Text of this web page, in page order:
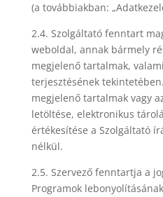
(a továbbiakban:
2.4. Szolgáltató fenntart
weboldal, annak bármely
megjelenő tartalmak,
terjesztésének
megjelenő tartalmak vagy
letöltése, elektronikus
értékesítése a Szolgáltató
nélkül.
2.5. Szervező fenntartja a
Programok